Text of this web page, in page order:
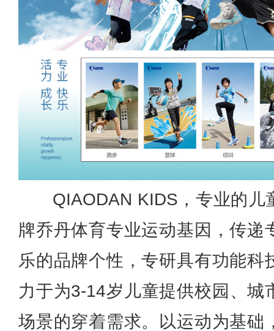
QIAODAN KIDS，专业的儿
牌乔丹体育专业运动基因，传递
乐的品牌个性，专研具有功能科
力于为3-14岁儿童提供校园、城
场景的穿着需求。以运动为基础